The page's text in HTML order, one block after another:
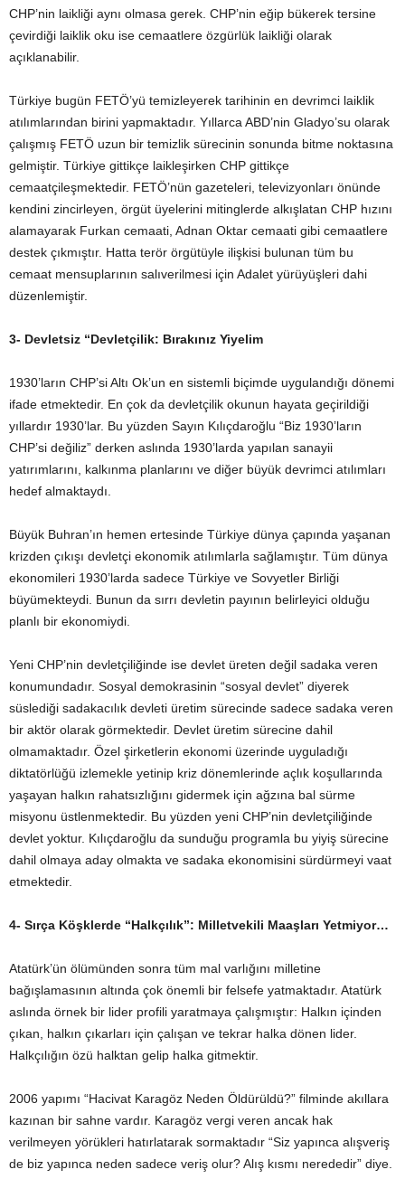
CHP’nin laikliği aynı olmasa gerek. CHP’nin eğip bükerek tersine
çevirdiği laiklik oku ise cemaatlere özgürlük laikliği olarak
açıklanabilir.
Türkiye bugün FETÖ’yü temizleyerek tarihinin en devrimci laiklik
atılımlarından birini yapmaktadır. Yıllarca ABD’nin Gladyo’su olarak
çalışmış FETÖ uzun bir temizlik sürecinin sonunda bitme noktasına
gelmiştir. Türkiye gittikçe laikleşirken CHP gittikçe
cemaatçileşmektedir. FETÖ’nün gazeteleri, televizyonları önünde
kendini zincirleyen, örgüt üyelerini mitinglerde alkışlatan CHP hızını
alamayarak Furkan cemaati, Adnan Oktar cemaati gibi cemaatlere
destek çıkmıştır. Hatta terör örgütüyle ilişkisi bulunan tüm bu
cemaat mensuplarının salıverilmesi için Adalet yürüyüşleri dahi
düzenlemiştir.
3- Devletsiz “Devletçilik: Bırakınız Yiyelim
1930’ların CHP’si Altı Ok’un en sistemli biçimde uygulandığı dönemi
ifade etmektedir. En çok da devletçilik okunun hayata geçirildiği
yıllardır 1930’lar. Bu yüzden Sayın Kılıçdaroğlu “Biz 1930’ların
CHP’si değiliz” derken aslında 1930’larda yapılan sanayii
yatırımlarını, kalkınma planlarını ve diğer büyük devrimci atılımları
hedef almaktaydı.
Büyük Buhran’ın hemen ertesinde Türkiye dünya çapında yaşanan
krizden çıkışı devletçi ekonomik atılımlarla sağlamıştır. Tüm dünya
ekonomileri 1930’larda sadece Türkiye ve Sovyetler Birliği
büyümekteydi. Bunun da sırrı devletin payının belirleyici olduğu
planlı bir ekonomiydi.
Yeni CHP’nin devletçiliğinde ise devlet üreten değil sadaka veren
konumundadır. Sosyal demokrasinin “sosyal devlet” diyerek
süslediği sadakacılık devleti üretim sürecinde sadece sadaka veren
bir aktör olarak görmektedir. Devlet üretim sürecine dahil
olmamaktadır. Özel şirketlerin ekonomi üzerinde uyguladığı
diktatörlüğü izlemekle yetinip kriz dönemlerinde açlık koşullarında
yaşayan halkın rahatsızlığını gidermek için ağzına bal sürme
misyonu üstlenmektedir. Bu yüzden yeni CHP’nin devletçiliğinde
devlet yoktur. Kılıçdaroğlu da sunduğu programla bu yiyiş sürecine
dahil olmaya aday olmakta ve sadaka ekonomisini sürdürmeyi vaat
etmektedir.
4- Sırça Köşklerde “Halkçılık”: Milletvekili Maaşları Yetmiyor…
Atatürk’ün ölümünden sonra tüm mal varlığını milletine
bağışlamasının altında çok önemli bir felsefe yatmaktadır. Atatürk
aslında örnek bir lider profili yaratmaya çalışmıştır: Halkın içinden
çıkan, halkın çıkarları için çalışan ve tekrar halka dönen lider.
Halkçılığın özü halktan gelip halka gitmektir.
2006 yapımı “Hacivat Karagöz Neden Öldürüldü?” filminde akıllara
kazınan bir sahne vardır. Karagöz vergi veren ancak hak
verilmeyen yörükleri hatırlatarak sormaktadır “Siz yapınca alışveriş
de biz yapınca neden sadece veriş olur? Alış kısmı nerededir” diye.